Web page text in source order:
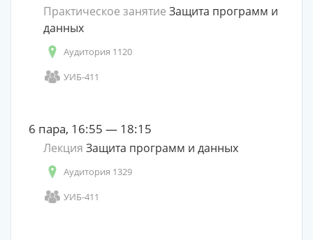
Практическое занятие Защита программ и
данных
Аудитория 1120
УИБ-411
6 пара, 16:55 — 18:15
Лекция Защита программ и данных
Аудитория 1329
УИБ-411